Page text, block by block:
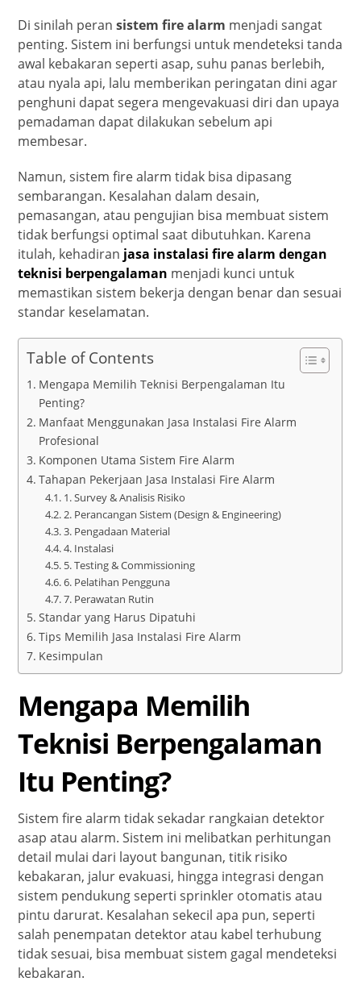
Di sinilah peransistem fire alarm menjadi sangat
penting. Sistem ini berfungsi untuk mendeteksi tanda
awal kebakaran seperti asap, suhu panas berlebih,
atau nyala api, lalu memberikan peringatan dini agar
penghuni dapat segera mengevakuasi diri dan upaya
pemadaman dapat dilakukan sebelum api
membesar.
Namun, sistem fire alarm tidak bisa dipasang
sembarangan. Kesalahan dalam desain,
pemasangan, atau pengujian bisa membuat sistem
tidak berfungsi optimal saat dibutuhkan. Karena
itulah, kehadiran jasa instalasi fire alarm dengan
teknisi berpengalaman menjadi kunci untuk
memastikan sistem bekerja dengan benar dan sesuai
standar keselamatan.
Table of Contents
Mengapa Memilih Teknisi Berpengalaman Itu
Penting?
Manfaat Menggunakan Jasa Instalasi Fire Alarm
Profesional
Komponen Utama Sistem Fire Alarm
Tahapan Pekerjaan Jasa Instalasi Fire Alarm
1. Survey & Analisis Risiko
2. Perancangan Sistem (Design & Engineering)
3. Pengadaan Material
4. Instalasi
5. Testing & Commissioning
6. Pelatihan Pengguna
7. Perawatan Rutin
Standar yang Harus Dipatuhi
Tips Memilih Jasa Instalasi Fire Alarm
Kesimpulan
Mengapa Memilih
Teknisi Berpengalaman
Itu Penting?
Sistem fire alarm tidak sekadar rangkaian detektor
asap atau alarm. Sistem ini melibatkan perhitungan
detail mulai dari layout bangunan, titik risiko
kebakaran, jalur evakuasi, hingga integrasi dengan
sistem pendukung seperti sprinkler otomatis atau
pintu darurat. Kesalahan sekecil apa pun, seperti
salah penempatan detektor atau kabel terhubung
tidak sesuai, bisa membuat sistem gagal mendeteksi
kebakaran.